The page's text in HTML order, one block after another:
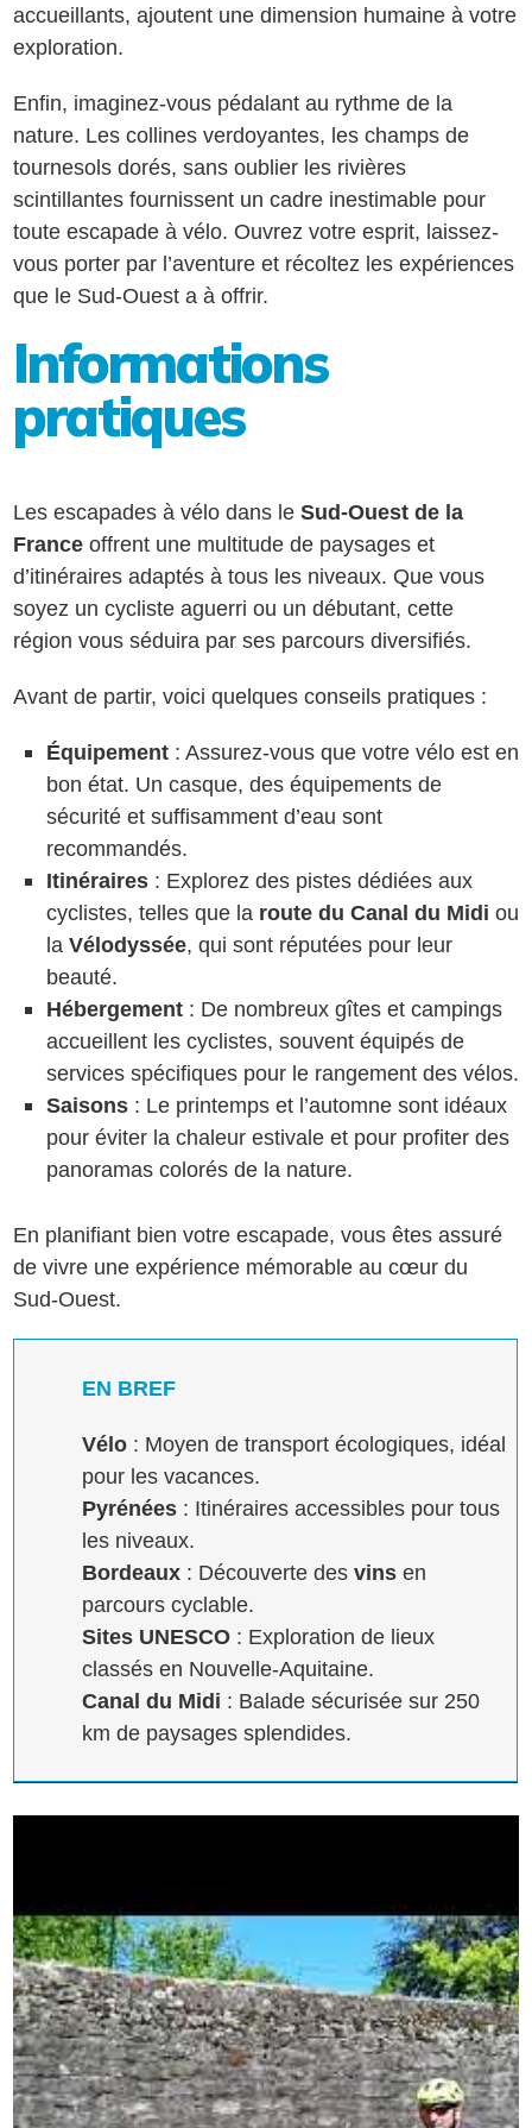
accueillants, ajoutent une dimension humaine à votre
exploration.
Enfin, imaginez-vous pédalant au rythme de la
nature. Les collines verdoyantes, les champs de
tournesols dorés, sans oublier les rivières
scintillantes fournissent un cadre inestimable pour
toute escapade à vélo. Ouvrez votre esprit, laissez-
vous porter par l’aventure et récoltez les expériences
que le Sud-Ouest a à offrir.
Informations
pratiques
Les escapades à vélo dans leSud-Ouest de la
France offrent une multitude de paysages et
d’itinéraires adaptés à tous les niveaux. Que vous
soyez un cycliste aguerri ou un débutant, cette
région vous séduira par ses parcours diversifiés.
Avant de partir, voici quelques conseils pratiques :
Équipement: Assurez-vous que votre vélo est en
bon état. Un casque, des équipements de
sécurité et suffisamment d’eau sont
recommandés.
Itinéraires: Explorez des pistes dédiées aux
cyclistes, telles que la route du Canal du Midi ou
la Vélodyssée, qui sont réputées pour leur
beauté.
Hébergement: De nombreux gîtes et campings
accueillent les cyclistes, souvent équipés de
services spécifiques pour le rangement des vélos.
Saisons: Le printemps et l’automne sont idéaux
pour éviter la chaleur estivale et pour profiter des
panoramas colorés de la nature.
En planifiant bien votre escapade, vous êtes assuré
de vivre une expérience mémorable au cœur du
Sud-Ouest.
EN BREF
Vélo : Moyen de transport écologiques, idéal
pour les vacances.
Pyrénées : Itinéraires accessibles pour tous
les niveaux.
Bordeaux : Découverte desvins en
parcours cyclable.
Sites UNESCO : Exploration de lieux
classés en Nouvelle-Aquitaine.
Canal du Midi : Balade sécurisée sur 250
km de paysages splendides.